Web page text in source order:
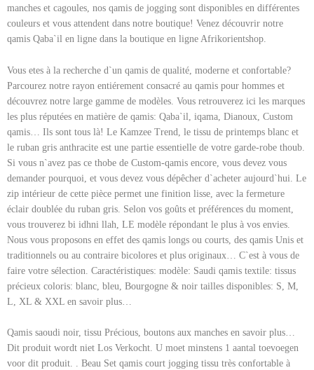
manches et cagoules, nos qamis de jogging sont disponibles en différentes
couleurs et vous attendent dans notre boutique! Venez découvrir notre
qamis Qaba`il en ligne dans la boutique en ligne Afrikorientshop.
Vous etes à la recherche d`un qamis de qualité, moderne et confortable?
Parcourez notre rayon entiérement consacré au qamis pour hommes et
découvrez notre large gamme de modèles. Vous retrouverez ici les marques
les plus réputées en matière de qamis: Qaba`il, iqama, Dianoux, Custom
qamis… Ils sont tous là! Le Kamzee Trend, le tissu de printemps blanc et
le ruban gris anthracite est une partie essentielle de votre garde-robe thoub.
Si vous n`avez pas ce thobe de Custom-qamis encore, vous devez vous
demander pourquoi, et vous devez vous dépêcher d`acheter aujourd`hui. Le
zip intérieur de cette pièce permet une finition lisse, avec la fermeture
éclair doublée du ruban gris. Selon vos goûts et préférences du moment,
vous trouverez bi idhni llah, LE modèle répondant le plus à vos envies.
Nous vous proposons en effet des qamis longs ou courts, des qamis Unis et
traditionnels ou au contraire bicolores et plus originaux… C`est à vous de
faire votre sélection. Caractéristiques: modèle: Saudi qamis textile: tissus
précieux coloris: blanc, bleu, Bourgogne & noir tailles disponibles: S, M,
L, XL & XXL en savoir plus…
Qamis saoudi noir, tissu Précious, boutons aux manches en savoir plus…
Dit produit wordt niet Los Verkocht. U moet minstens 1 aantal toevoegen
voor dit produit. . Beau Set qamis court jogging tissu très confortable à